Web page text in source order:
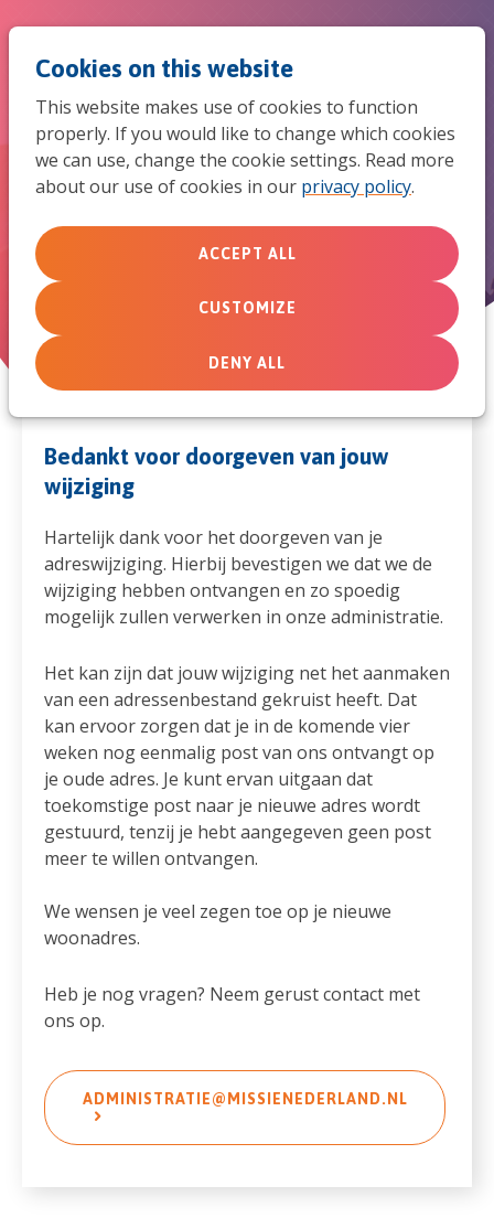
Cookies on this website
This website makes use of cookies to function
properly. If you would like to change which cookies
we can use, change the cookie settings. Read more
about our use of cookies in our privacy policy.
ACCEPT ALL
CUSTOMIZE
DENY ALL
We gaan je adres nu wijzigen in
onze administratie
Bedankt voor doorgeven van jouw
wijziging
Hartelijk dank voor het doorgeven van je
adreswijziging. Hierbij bevestigen we dat we de
wijziging hebben ontvangen en zo spoedig
mogelijk zullen verwerken in onze administratie.
Het kan zijn dat jouw wijziging net het aanmaken
van een adressenbestand gekruist heeft. Dat
kan ervoor zorgen dat je in de komende vier
weken nog eenmalig post van ons ontvangt op
je oude adres. Je kunt ervan uitgaan dat
toekomstige post naar je nieuwe adres wordt
gestuurd, tenzij je hebt aangegeven geen post
meer te willen ontvangen.
We wensen je veel zegen toe op je nieuwe
woonadres.
Heb je nog vragen? Neem gerust contact met
ons op.
ADMINISTRATIE@MISSIENEDERLAND.NL